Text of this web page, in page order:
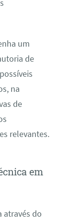
um
de
na
de
relevantes.
em
através do